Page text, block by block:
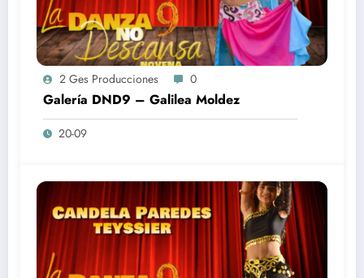
2 Ges Producciones 0
Galería DND9 – Galilea Moldez
20-09